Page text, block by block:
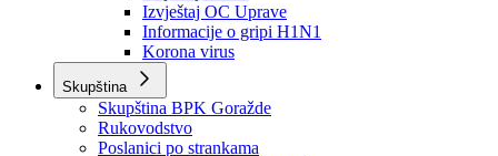
Obavještenja Vlade
Izvještajno prognozna služba Ministarstva privrede
Izvještaj o radu
Izvještaj OC Uprave
Informacije o gripi H1N1
Korona virus
Skupština